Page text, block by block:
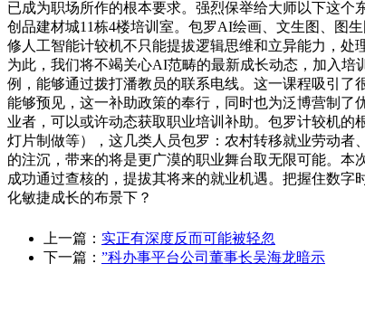
已成为职场所作的根本要求。强烈保举给大师以下这
创品建材城11栋4楼培训室。包罗AI绘画、文生图、图
修人工智能计较机不只能提拔逻辑思维和立异能力，处
为此，我们将不竭关心AI范畴的最新成长动态，加入培
例，能够通过拨打潘教员的联系电线。这一课程吸引了
能够预见，这一补助政策的奉行，同时也为泛博营制了
业者，可以或许动态获取职业培训补助。包罗计较机的
灯片制做等），这几类人员包罗：农村转移就业劳动
的注沉，带来的将是更广漠的职业舞台取无限可能。
成功通过查核的，提拔其将来的就业机遇。把握住数
化敏捷成长的布景下？
上一篇： 实正有深度反而可能被轻忽
下一篇： ”科办事平台公司董事长吴海龙暗示